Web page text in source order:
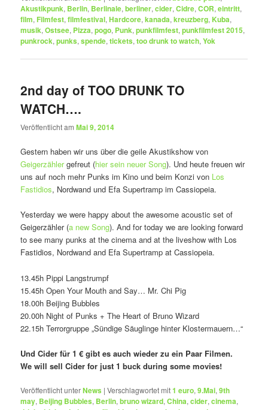
Akustikpunk, Berlin, Berlinale,berliner,cider,Cidre,COR,eintritt,
film, Filmfest,filmfestival,Hardcore,kanada,kreuzberg, Kuba,
musik,Ostsee, Pizza,pogo, Punk,punkfilmfest,punkfilmfest 2015,
punkrock,punks,spende,tickets,too drunk to watch,Yok
2nd day of TOO DRUNK TO
WATCH….
Veröffentlicht amMai 9, 2014
Gestern haben wir uns über die geile Akustikshow von
Geigerzählergefreut (hier sein neuer Song). Und heute freuen wir
uns auf noch mehr Punks im Kino und beim Konzi von Los
Fastidios, Nordwand und Efa Supertramp im Cassiopeia.
Yesterday we were happy about the awesome acoustic set of
Geigerzähler (a new Song). And for today we are looking forward
to see many punks at the cinema and at the liveshow with Los
Fastidios, Nordwand and Efa Supertramp at Cassiopeia.
13.45h Pippi Langstrumpf
15.45h Open Your Mouth and Say… Mr. Chi Pig
18.00h Beijing Bubbles
20.00h Night of Punks + The Heart of Bruno Wizard
22.15h Terrorgruppe „Sündige Säuglinge hinter Klostermauern…“
Und Cider für 1 € gibt es auch wieder zu ein Paar Filmen.
We will sell Cider for just 1 buck during some movies!
Veröffentlicht unterNews |Verschlagwortet mit1 euro,9.Mai,9th
may, Beijing Bubbles, Berlin,bruno wizard,China,cider,cinema,